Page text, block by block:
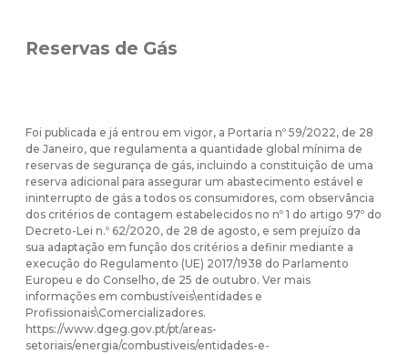
Reservas de Gás
Foi publicada e já entrou em vigor, a Portaria nº 59/2022, de 28
de Janeiro, que regulamenta a quantidade global mínima de
reservas de segurança de gás, incluindo a constituição de uma
reserva adicional para assegurar um abastecimento estável e
ininterrupto de gás a todos os consumidores, com observância
dos critérios de contagem estabelecidos no nº 1 do artigo 97º do
Decreto-Lei n.º 62/2020, de 28 de agosto, e sem prejuízo da
sua adaptação em função dos critérios a definir mediante a
execução do Regulamento (UE) 2017/1938 do Parlamento
Europeu e do Conselho, de 25 de outubro. Ver mais
informações em combustíveis\entidades e
Profissionais\Comercializadores.
https://www.dgeg.gov.pt/pt/areas-
setoriais/energia/combustiveis/entidades-e-